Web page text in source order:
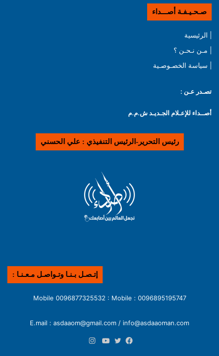
صـحـيـفـة أصـــداء
| الرئيسية
| مـن نـحـن ؟
| سياسة الخصـوصـية
تصـدر عـن :
أصــداء للإعـلام الجـديـد ش.م.م
رئيس التحرير-الرئيس التنفيذي : علي الحسني
إتـصـل بـنـا وتـواصـل مـعـنـا :
0096895195747 : Mobile 0096877325532 : Mobile
E.mail : asdaaom@gmail.com / info@asdaaoman.com